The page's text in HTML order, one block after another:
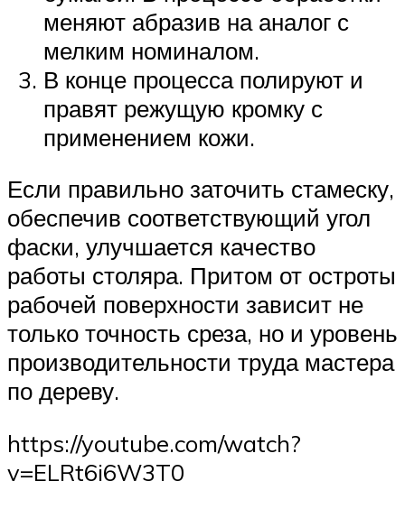
меняют абразив на аналог с
мелким номиналом.
В конце процесса полируют и
правят режущую кромку с
применением кожи.
Если правильно заточить стамеску,
обеспечив соответствующий угол
фаски, улучшается качество
работы столяра. Притом от остроты
рабочей поверхности зависит не
только точность среза, но и уровень
производительности труда мастера
по дереву.
https://youtube.com/watch?
v=ELRt6i6W3T0